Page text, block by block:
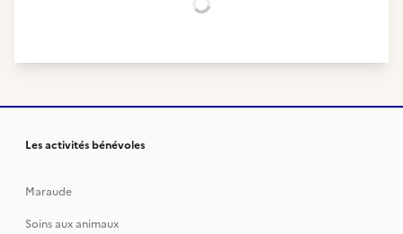
Chargement...
Les activités bénévoles
Maraude
Soins aux animaux